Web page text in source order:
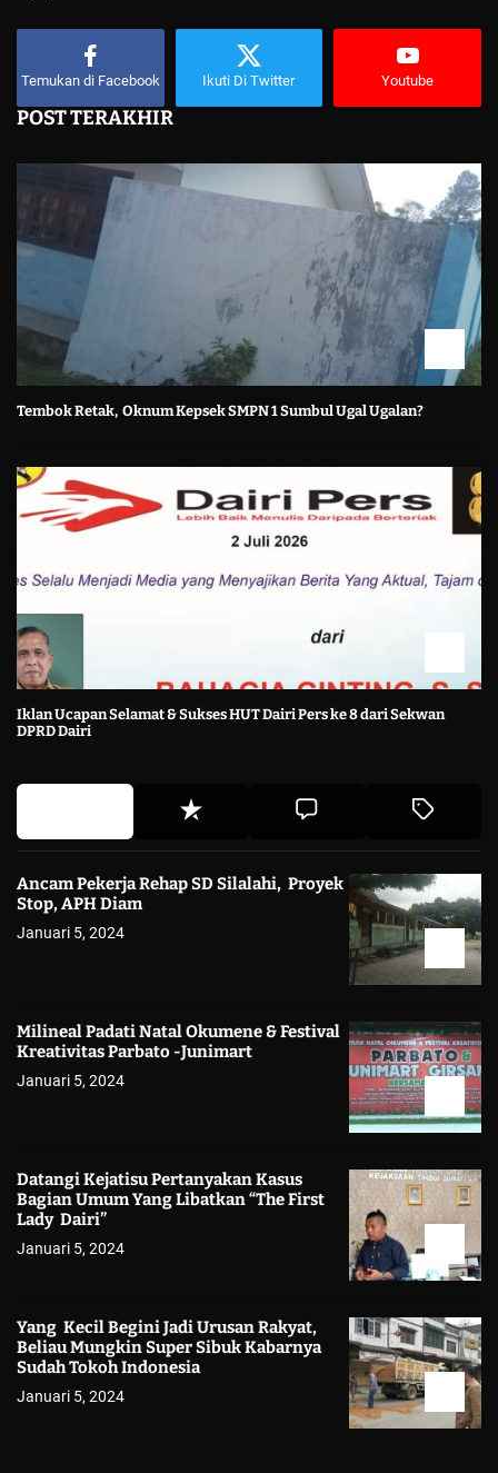
Temukan di Facebook Ikuti Di Twitter Youtube
POST TERAKHIR
Tembok Retak, Oknum Kepsek SMPN 1 Sumbul Ugal Ugalan?
Iklan Ucapan Selamat & Sukses HUT Dairi Pers ke 8 dari Sekwan
DPRD Dairi
Ancam Pekerja Rehap SD Silalahi, Proyek
Stop, APH Diam
Januari 5, 2024
Milineal Padati Natal Okumene & Festival
Kreativitas Parbato -Junimart
Januari 5, 2024
Datangi Kejatisu Pertanyakan Kasus
Bagian Umum Yang Libatkan “The First
Lady Dairi”
Januari 5, 2024
Yang Kecil Begini Jadi Urusan Rakyat,
Beliau Mungkin Super Sibuk Kabarnya
Sudah Tokoh Indonesia
Januari 5, 2024